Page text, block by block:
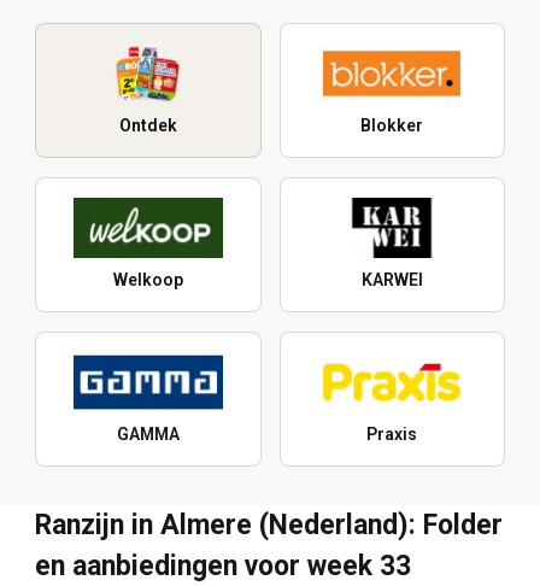
Ontdek Blokker
Welkoop KARWEI
GAMMA Praxis
Ranzijn in Almere (Nederland): Folder
en aanbiedingen voor week 33